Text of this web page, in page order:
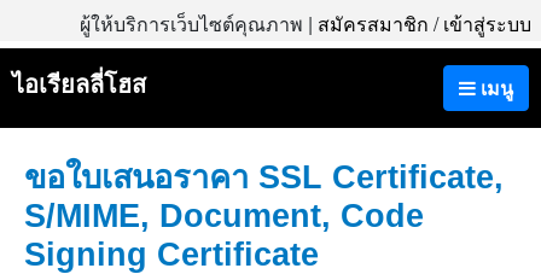
ผู้ให้บริการเว็บไซต์คุณภาพ | สมัครสมาชิก /เข้าสู่ระบบ
เมนู
ไอเรียลลี่โฮส
ขอใบเสนอราคา SSL Certificate,
S/MIME, Document, Code
Signing Certificate